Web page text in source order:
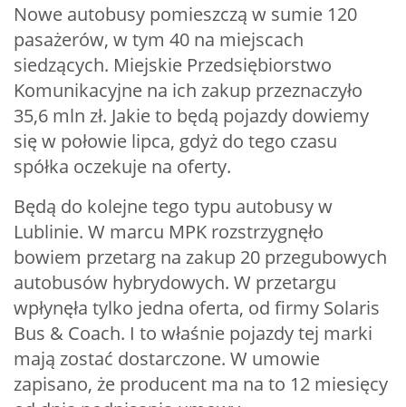
Nowe autobusy pomieszczą w sumie 120
pasażerów, w tym 40 na miejscach
siedzących. Miejskie Przedsiębiorstwo
Komunikacyjne na ich zakup przeznaczyło
35,6 mln zł. Jakie to będą pojazdy dowiemy
się w połowie lipca, gdyż do tego czasu
spółka oczekuje na oferty.
Będą do kolejne tego typu autobusy w
Lublinie. W marcu MPK rozstrzygnęło
bowiem przetarg na zakup 20 przegubowych
autobusów hybrydowych. W przetargu
wpłynęła tylko jedna oferta, od firmy Solaris
Bus & Coach. I to właśnie pojazdy tej marki
mają zostać dostarczone. W umowie
zapisano, że producent ma na to 12 miesięcy